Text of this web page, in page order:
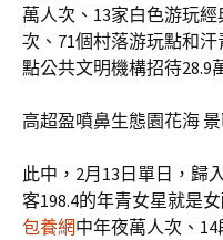
萬人次、13家白色游玩
次、71個村落游玩點和
點公共文明機構招待28.9
高超盈噴鼻生態園花海
此中，2月13日單日，歸
客198.4的年青女星就是
包養網中年夜萬人次、